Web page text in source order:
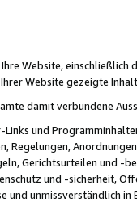
Website,
Website gezeigte
damit verbundene
und
Regelungen,
Gerichtsurteilen und -
und -sicherheit,
und unmissverständlich